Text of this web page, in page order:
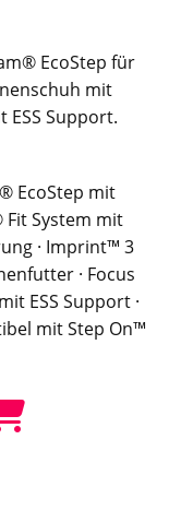
EcoStep für
mit
ESS Support.
EcoStep mit
Fit System mit
· Imprint™ 3
· Focus
ESS Support ·
mit Step On™